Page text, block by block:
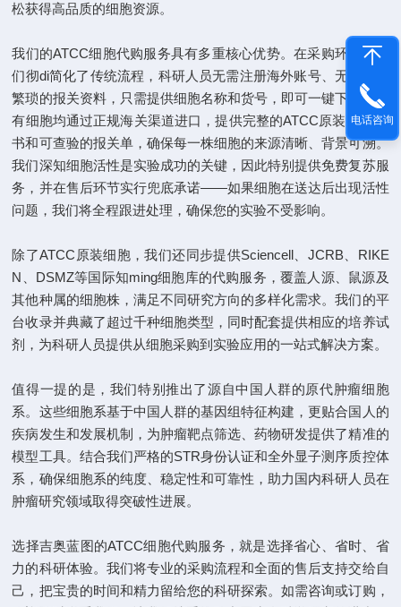
松获得高品质的细胞资源。
我们的ATCC细胞代购服务具有多重核心优势。在采购环节，我
们彻di简化了传统流程，科研人员无需注册海外账号、无需填写
繁琐的报关资料，只需提供细胞名称和货号，即可一键下单。所
有细胞均通过正规海关渠道进口，提供完整的ATCC原装COA证
书和可查验的报关单，确保每一株细胞的来源清晰、背景可溯。
我们深知细胞活性是实验成功的关键，因此特别提供免费复苏服
务，并在售后环节实行兜底承诺——如果细胞在送达后出现活性
问题，我们将全程跟进处理，确保您的实验不受影响。
除了ATCC原装细胞，我们还同步提供Sciencell、JCRB、RIKE
N、DSMZ等国际知ming细胞库的代购服务，覆盖人源、鼠源及
其他种属的细胞株，满足不同研究方向的多样化需求。我们的平
台收录并典藏了超过千种细胞类型，同时配套提供相应的培养试
剂，为科研人员提供从细胞采购到实验应用的一站式解决方案。
值得一提的是，我们特别推出了源自中国人群的原代肿瘤细胞
系。这些细胞系基于中国人群的基因组特征构建，更贴合国人的
疾病发生和发展机制，为肿瘤靶点筛选、药物研发提供了精准的
模型工具。结合我们严格的STR身份认证和全外显子测序质控体
系，确保细胞系的纯度、稳定性和可靠性，助力国内科研人员在
肿瘤研究领域取得突破性进展。
选择吉奥蓝图的ATCC细胞代购服务，就是选择省心、省时、省
力的科研体验。我们将专业的采购流程和全面的售后支持交给自
己，把宝贵的时间和精力留给您的科研探索。如需咨询或订购，
电话咨询